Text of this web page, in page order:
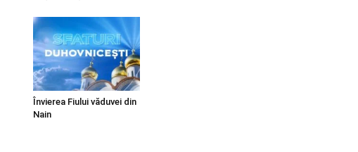
Învierea Fiului văduvei din
Nain